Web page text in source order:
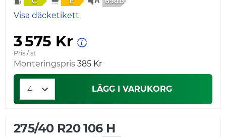
Visa däcketikett
3 575 Kr
Pris / st
Monteringspris 385 Kr
LÄGG I VARUKORG
275/40 R20 106 H